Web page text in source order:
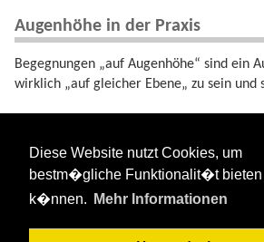
Diese Website nutzt Cookies, um
bestm�gliche Funktionalit�t bieten
k�nnen.
Mehr Informationen
Augenhöhe in der Praxis
Begegnungen „auf Augenhöhe“ sind ein
wirklich „auf gleicher Ebene„ zu sein und
Die Praxis zeigt, dass bei allen Paaren
emotionale Unterschiede auftauchen.
einander nicht ständig „auf Augenhöhe“.
erhoehen_und_erniedrigen.txt· Zuletzt geändert: